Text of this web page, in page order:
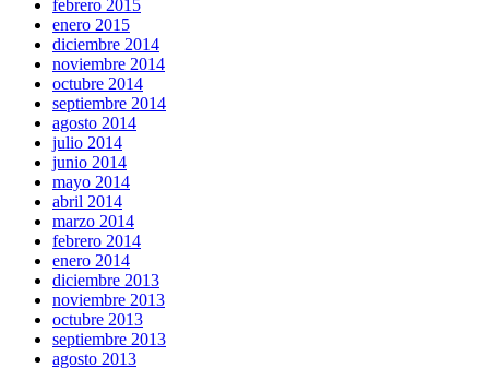
febrero 2015
enero 2015
diciembre 2014
noviembre 2014
octubre 2014
septiembre 2014
agosto 2014
julio 2014
junio 2014
mayo 2014
abril 2014
marzo 2014
febrero 2014
enero 2014
diciembre 2013
noviembre 2013
octubre 2013
septiembre 2013
agosto 2013